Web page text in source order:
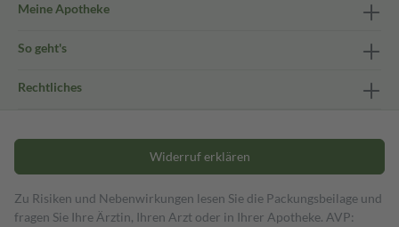
Meine Apotheke
So geht's
Rechtliches
Widerruf erklären
Zu Risiken und Nebenwirkungen lesen Sie die Packungsbeilage und
fragen Sie Ihre Ärztin, Ihren Arzt oder in Ihrer Apotheke. AVP: